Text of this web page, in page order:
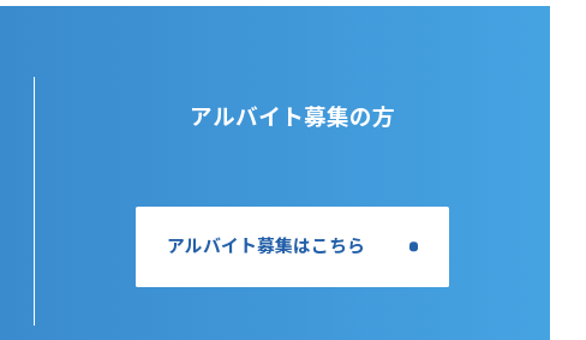
アルバイト募集の方
アルバイト募集はこちら